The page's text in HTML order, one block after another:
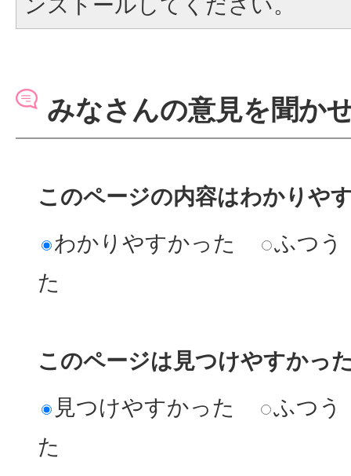
みなさんの意見を聞か
このページの内容はわかりや
わかりやすかった
ふつう
た
このページは見つけやすかっ
見つけやすかった
ふつう
た